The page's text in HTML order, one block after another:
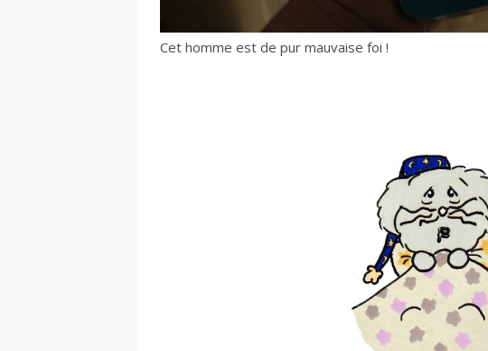
Cet homme est de pur mauvaise foi !